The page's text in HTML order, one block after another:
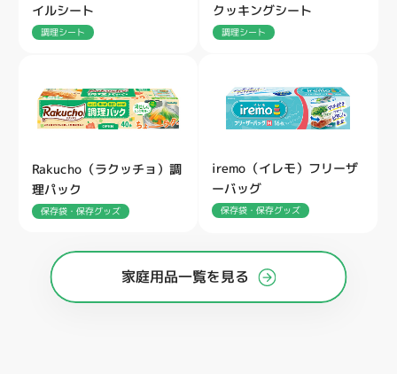
イルシート
調理シート
クッキングシート
調理シート
Rakucho（ラクッチョ）調
理パック
保存袋・保存グッズ
iremo（イレモ）フリーザ
ーバッグ
保存袋・保存グッズ
家庭用品一覧を見る